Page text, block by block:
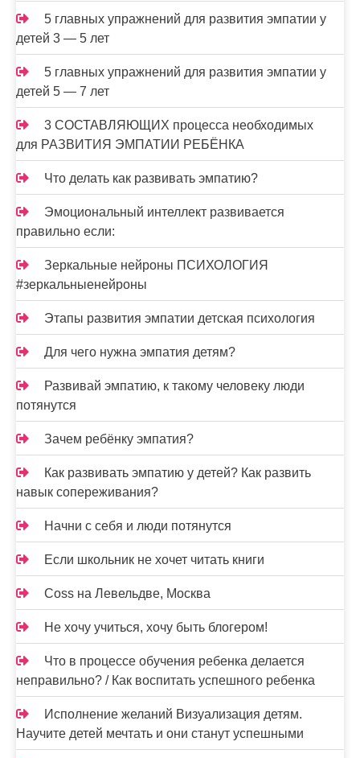
5 главных упражнений для развития эмпатии у
детей 3 — 5 лет
5 главных упражнений для развития эмпатии у
детей 5 — 7 лет
3 СОСТАВЛЯЮЩИХ процесса необходимых
для РАЗВИТИЯ ЭМПАТИИ РЕБЁНКА
Что делать как развивать эмпатию?
Эмоциональный интеллект развивается
правильно если:
Зеркальные нейроны ПСИХОЛОГИЯ
#зеркальныенейроны
Этапы развития эмпатии детская психология
Для чего нужна эмпатия детям?
Развивай эмпатию, к такому человеку люди
потянутся
Зачем ребёнку эмпатия?
Как развивать эмпатию у детей? Как развить
навык сопереживания?
Начни с себя и люди потянутся
Если школьник не хочет читать книги
Coss на Левельдве, Москва
Не хочу учиться, хочу быть блогером!
Что в процессе обучения ребенка делается
неправильно? / Как воспитать успешного ребенка
Исполнение желаний Визуализация детям.
Научите детей мечтать и они станут успешными